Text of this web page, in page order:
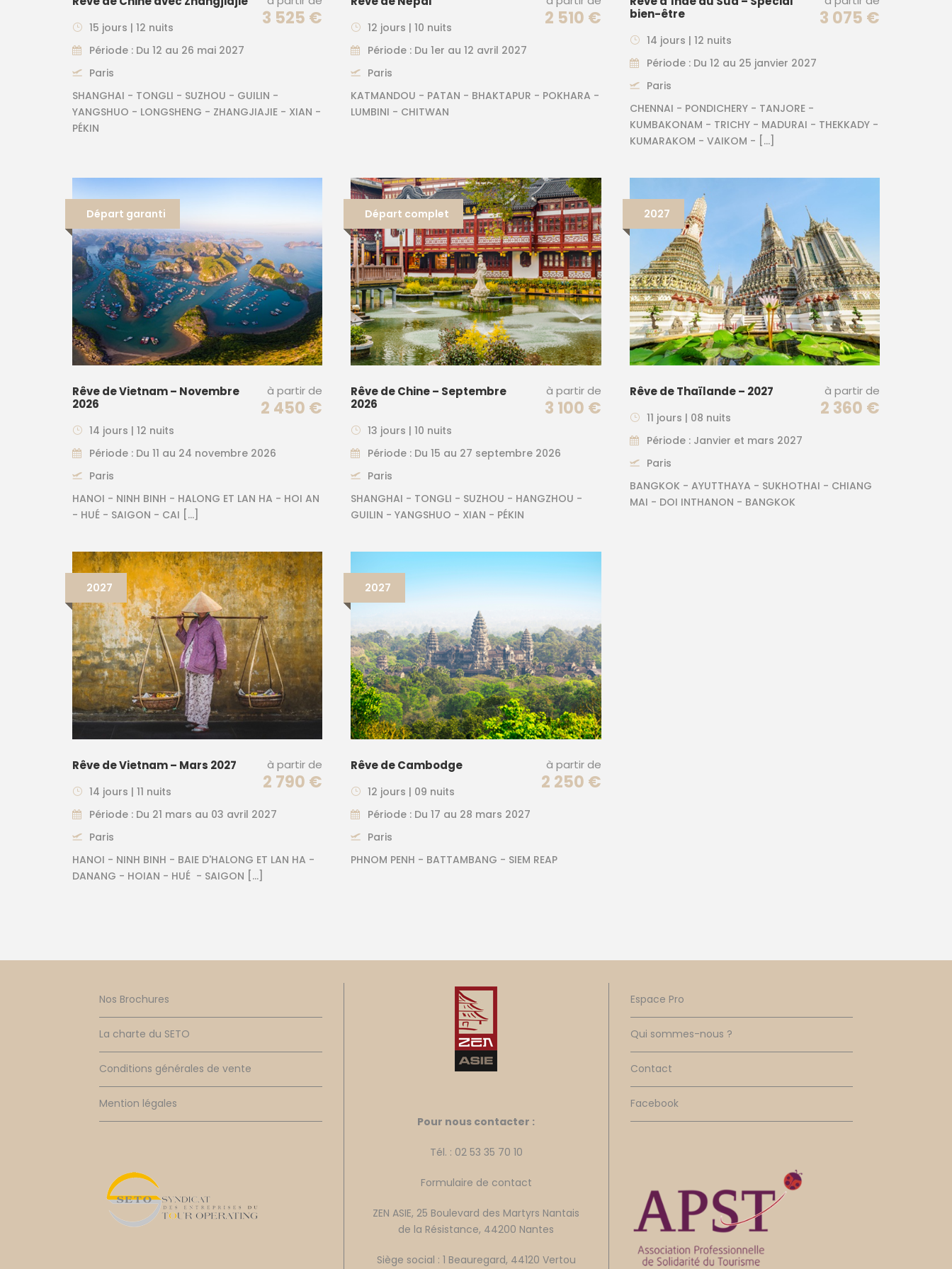
3 525 €
15 jours | 12 nuits
Période : Du 12 au 26 mai 2027
Paris
SHANGHAI - TONGLI - SUZHOU - GUILIN -
YANGSHUO - LONGSHENG - ZHANGJIAJIE - XIAN -
PÉKIN
2 510 €
12 jours | 10 nuits
Période : Du 1er au 12 avril 2027
Paris
KATMANDOU - PATAN - BHAKTAPUR - POKHARA -
LUMBINI - CHITWAN
bien-être
3 075 €
14 jours | 12 nuits
Période : Du 12 au 25 janvier 2027
Paris
CHENNAI - PONDICHERY - TANJORE -
KUMBAKONAM - TRICHY - MADURAI - THEKKADY -
KUMARAKOM - VAIKOM - […]
Départ garanti
Rêve de Vietnam – Novembre
2026
à partir de
2 450 €
14 jours | 12 nuits
Période : Du 11 au 24 novembre 2026
Paris
HANOI - NINH BINH - HALONG ET LAN HA - HOI AN
- HUÉ - SAIGON - CAI […]
Départ complet
Rêve de Chine – Septembre
2026
à partir de
3 100 €
13 jours | 10 nuits
Période : Du 15 au 27 septembre 2026
Paris
SHANGHAI - TONGLI - SUZHOU - HANGZHOU -
GUILIN - YANGSHUO - XIAN - PÉKIN
2027
Rêve de Thaïlande – 2027 à partir de
2 360 €
11 jours | 08 nuits
Période : Janvier et mars 2027
Paris
BANGKOK - AYUTTHAYA - SUKHOTHAI - CHIANG
MAI - DOI INTHANON - BANGKOK
2027
Rêve de Vietnam – Mars 2027 à partir de
2 790 €
14 jours | 11 nuits
Période : Du 21 mars au 03 avril 2027
Paris
HANOI - NINH BINH - BAIE D'HALONG ET LAN HA -
DANANG - HOIAN - HUÉ - SAIGON […]
2027
Rêve de Cambodge à partir de
2 250 €
12 jours | 09 nuits
Période : Du 17 au 28 mars 2027
Paris
PHNOM PENH - BATTAMBANG - SIEM REAP
Nos Brochures
La charte du SETO
Conditions générales de vente
Mention légales
Pour nous contacter :
Tél. : 02 53 35 70 10
Formulaire de contact
ZEN ASIE, 25 Boulevard des Martyrs Nantais
de la Résistance, 44200 Nantes
Siège social : 1 Beauregard, 44120 Vertou
Espace Pro
Qui sommes-nous ?
Contact
Facebook